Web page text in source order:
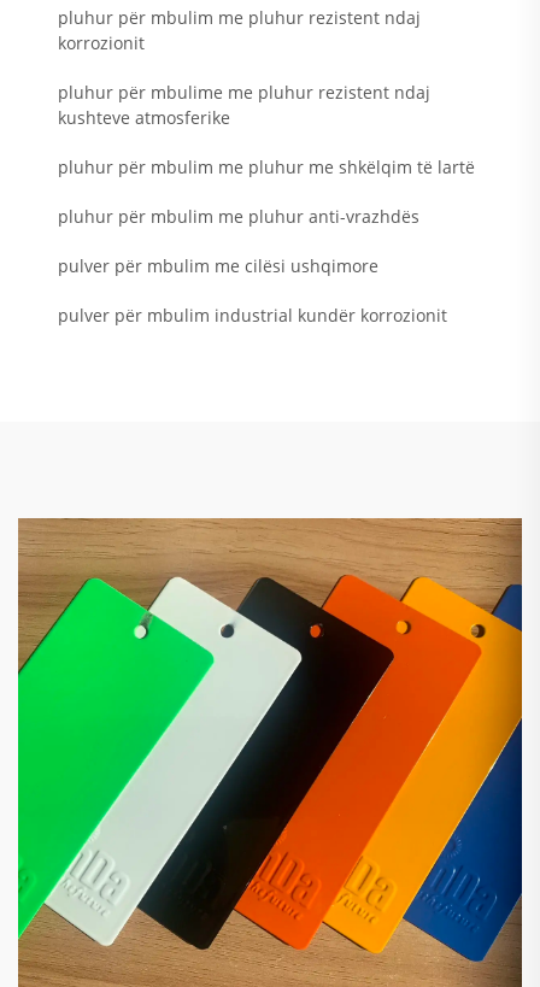
pluhur për mbulim me pluhur rezistent ndaj
korrozionit
pluhur për mbulime me pluhur rezistent ndaj
kushteve atmosferike
pluhur për mbulim me pluhur me shkëlqim të lartë
pluhur për mbulim me pluhur anti-vrazhdës
pulver për mbulim me cilësi ushqimore
pulver për mbulim industrial kundër korrozionit